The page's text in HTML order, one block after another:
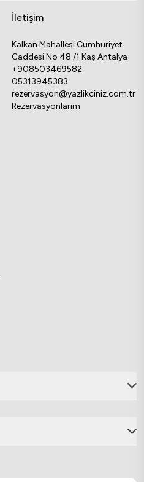
İletişim
Kalkan Mahallesi Cumhuriyet
Caddesi No 48 /1 Kaş Antalya
+908503469582
05313945383
rezervasyon@yazlikciniz.com.tr
Rezervasyonlarım